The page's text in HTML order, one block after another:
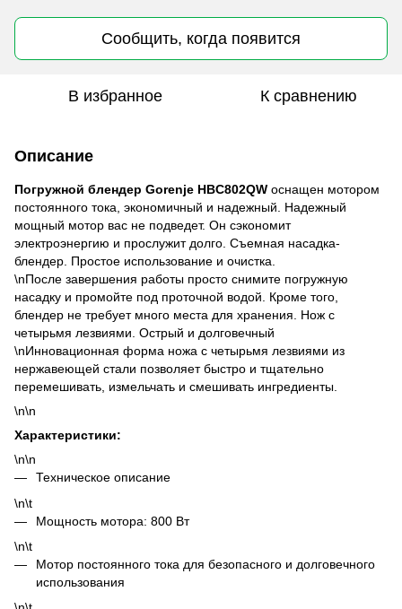
Сообщить, когда появится
В избранное К сравнению
Описание
Погружной блендер Gorenje HBC802QW оснащен мотором
постоянного тока, экономичный и надежный. Надежный
мощный мотор вас не подведет. Он сэкономит
электроэнергию и прослужит долго. Съемная насадка-
блендер. Простое использование и очистка.
\nПосле завершения работы просто снимите погружную
насадку и промойте под проточной водой. Кроме того,
блендер не требует много места для хранения. Нож с
четырьмя лезвиями. Острый и долговечный
\nИнновационная форма ножа с четырьмя лезвиями из
нержавеющей стали позволяет быстро и тщательно
перемешивать, измельчать и смешивать ингредиенты.
\n\n
Характеристики:
\n\n
Техническое описание
\n\t
Мощность мотора: 800 Вт
\n\t
Мотор постоянного тока для безопасного и долговечного
использования